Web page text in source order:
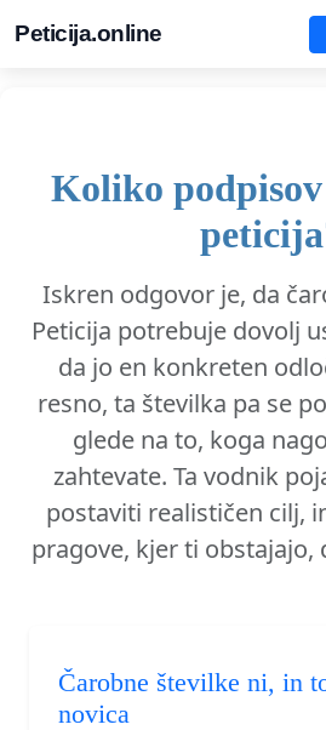
Peticija.online
Koliko
Iskren odgovor je, da
Peticija potrebuje dovolj
da jo en konkreten
resno, ta številka pa se
glede na to, koga
zahtevate. Ta vodnik
postaviti realističen cilj,
pragove, kjer ti obstajajo,
Čarobne številke ni, in
novica